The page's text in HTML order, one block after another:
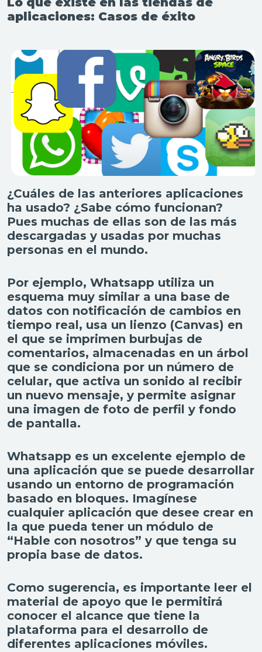
aplicaciones: Casos de éxito
¿Cuáles de las anteriores aplicaciones
ha usado? ¿Sabe cómo funcionan?
Pues muchas de ellas son de las más
descargadas y usadas por muchas
personas en el mundo.
Por ejemplo, Whatsapp utiliza un
esquema muy similar a una base de
datos con notificación de cambios en
tiempo real, usa un lienzo (Canvas) en
el que se imprimen burbujas de
comentarios, almacenadas en un árbol
que se condiciona por un número de
celular, que activa un sonido al recibir
un nuevo mensaje, y permite asignar
una imagen de foto de perfil y fondo
de pantalla.
Whatsapp es un excelente ejemplo de
una aplicación que se puede desarrollar
usando un entorno de programación
basado en bloques. Imagínese
cualquier aplicación que desee crear en
la que pueda tener un módulo de
“Hable con nosotros” y que tenga su
propia base de datos.
Como sugerencia, es importante leer el
material de apoyo que le permitirá
conocer el alcance que tiene la
plataforma para el desarrollo de
diferentes aplicaciones móviles.